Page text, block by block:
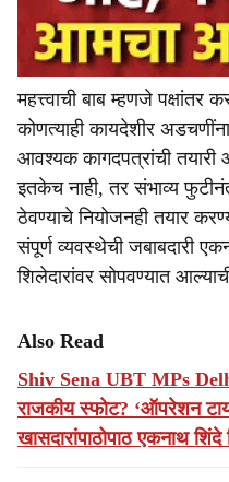
महत्त्वाची बाब म्हणजे पक्षांतर
कोणत्याही कायदेशीर
आवश्यक कागदपत्रांची
इतकेच नाही, तर संभाव्य
ठेवण्याचे नियोजनही तयार
संपूर्ण व्यवस्थेची जबाबदारी
शिलेदारांवर सोपवण्यात
Also Read
Shiv Sena UBT MPs Delhi
राजकीय स्फोट? ‘ऑपरेशन
खासदारांपाठोपाठ एकनाथ शिंदे